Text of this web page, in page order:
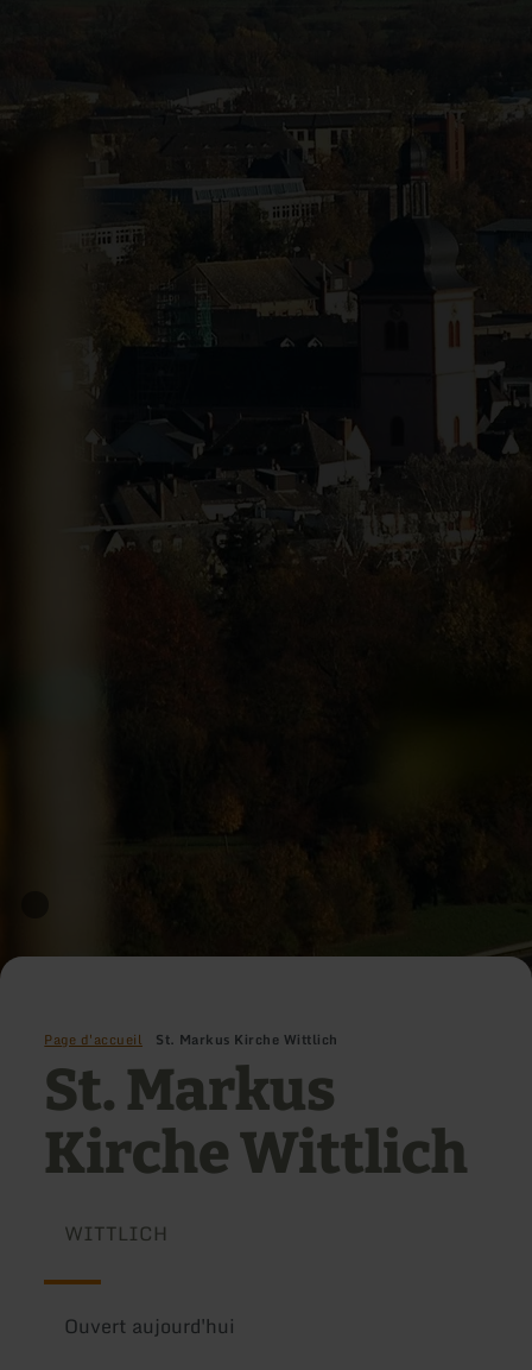
Page d'accueil St. Markus Kirche Wittlich
St. Markus
Kirche Wittlich
WITTLICH
Ouvert aujourd'hui